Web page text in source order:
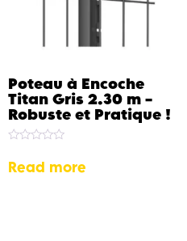
Poteau à Encoche
Titan Gris 2.30 m –
Robuste et Pratique !
0
out
Read more